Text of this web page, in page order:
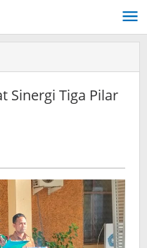
Sinergi Tiga Pilar